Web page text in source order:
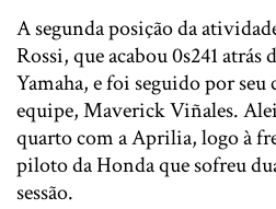
A segunda posição da
Rossi, que acabou 0s241
Yamaha, e foi seguido por
equipe, Maverick Viñales.
quarto com a Aprilia, logo à
piloto da Honda que sofreu
sessão.